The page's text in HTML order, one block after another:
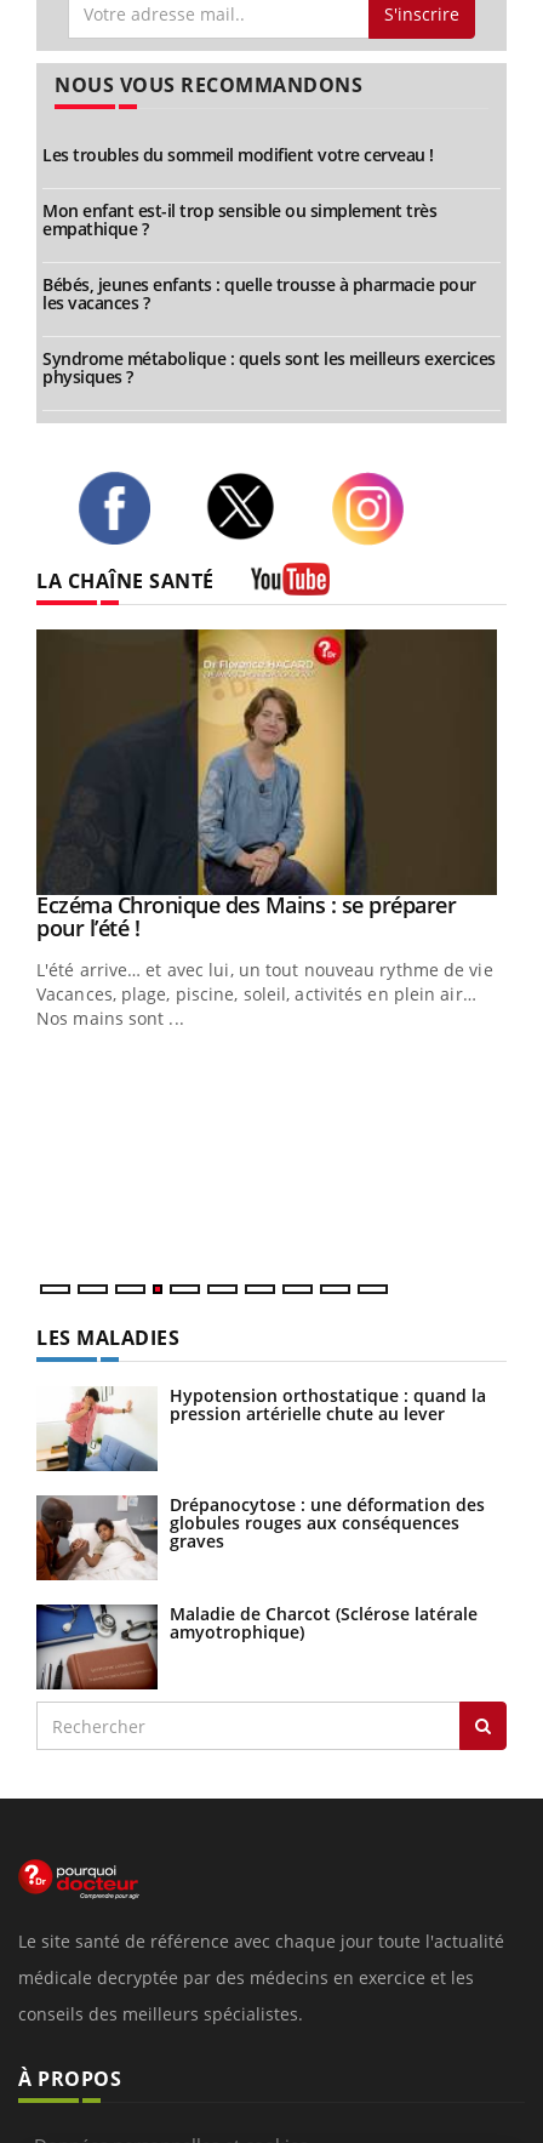
S'inscrire
NOUS VOUS RECOMMANDONS
Les troubles du sommeil modifient votre cerveau !
Mon enfant est-il trop sensible ou simplement très
empathique ?
Bébés, jeunes enfants : quelle trousse à pharmacie pour
les vacances ?
Syndrome métabolique : quels sont les meilleurs exercices
physiques ?
LA CHAÎNE SANTÉ
Youtube
Eczéma Chronique des Mains : se préparer
pour l’été !Youtube
L'été arrive… et avec lui, un tout nouveau rythme de vie !
Vacances, plage, piscine, soleil, activités en plein air…
Nos mains sont ...
LES MALADIES
Hypotension orthostatique : quand la
pression artérielle chute au lever
Drépanocytose : une déformation des
globules rouges aux conséquences
graves
Maladie de Charcot (Sclérose latérale
amyotrophique)
Le site santé de référence avec chaque jour toute l'actualité
médicale decryptée par des médecins en exercice et les
conseils des meilleurs spécialistes.
À PROPOS